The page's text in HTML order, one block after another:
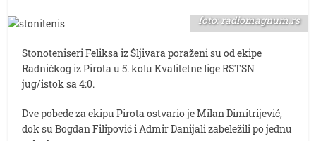
foto: radiomagnum.rs
Stonoteniseri Feliksa iz Šljivara poraženi su od ekipe
Radničkog iz Pirota u 5. kolu Kvalitetne lige RSTSN
jug/istok sa 4:0.
Dve pobede za ekipu Pirota ostvario je Milan Dimitrijević,
dok su Bogdan Filipović i Admir Danijali zabeležili po jednu